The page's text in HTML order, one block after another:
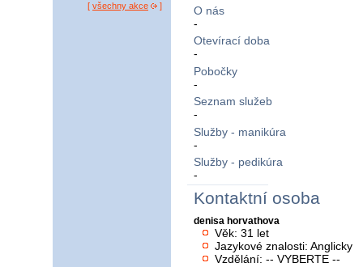
[ všechny akce ]
O nás
-
Otevírací doba
-
Pobočky
-
Seznam služeb
-
Služby - manikúra
-
Služby - pedikúra
-
Kontaktní osoba
denisa horvathova
Věk: 31 let
Jazykové znalosti: Anglicky
Vzdělání: -- VYBERTE --